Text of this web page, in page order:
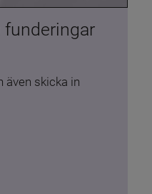
funderingar
även skicka in